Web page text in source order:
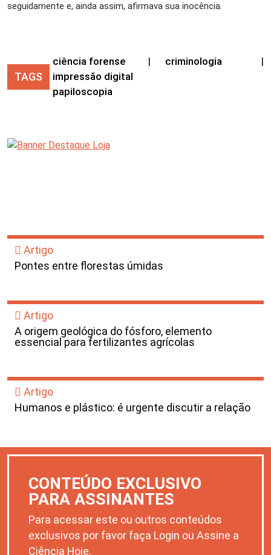
seguidamente e, ainda assim, afirmava sua inocência.
TAGS
ciência forense | criminologia
|
impressão digital
papiloscopia
Artigo
Pontes entre florestas úmidas
Artigo
A origem geológica do fósforo, elemento
essencial para fertilizantes agrícolas
Artigo
Humanos e plástico: é urgente discutir a relação
CONTEÚDO EXCLUSIVO
PARA ASSINANTES
Para acessar este ou outros conteúdos
exclusivos por favor faça Login ou Assine a
Ciência Hoje.